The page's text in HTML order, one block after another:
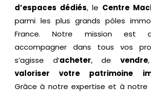
d’espaces dédiés, le Centre
parmi les plus grands pôles
France. Notre mission est
accompagner dans tous vos
s’agisse d’acheter, de vendre
valoriser votre patrimoine
Grâce à notre expertise et à notre